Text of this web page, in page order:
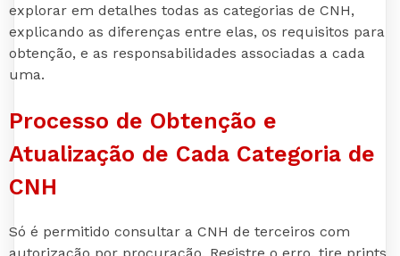
explorar em detalhes todas as categorias de CNH,
explicando as diferenças entre elas, os requisitos para
obtenção, e as responsabilidades associadas a cada
uma.
Processo de Obtenção e
Atualização de Cada Categoria de
CNH
Só é permitido consultar a CNH de terceiros com